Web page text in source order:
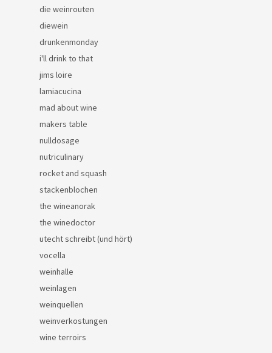
die weinrouten
diewein
drunkenmonday
i'll drink to that
jims loire
lamiacucina
mad about wine
makers table
nulldosage
nutriculinary
rocket and squash
stackenblochen
the wineanorak
the winedoctor
utecht schreibt (und hört)
vocella
weinhalle
weinlagen
weinquellen
weinverkostungen
wine terroirs